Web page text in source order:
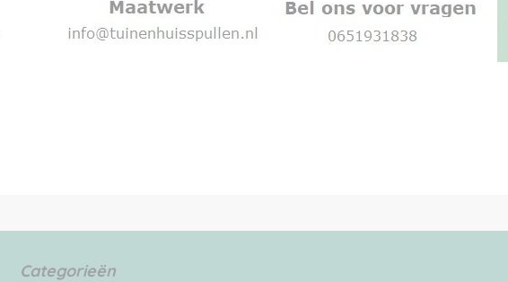
Categorieën